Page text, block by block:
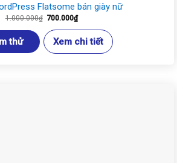
Flatsome bán giày nữ
1.000.000₫ Giá
là:
1.000.000₫.
700.000₫Giá
hiện
tại
là:
700.000₫.
thử Xem chi tiết